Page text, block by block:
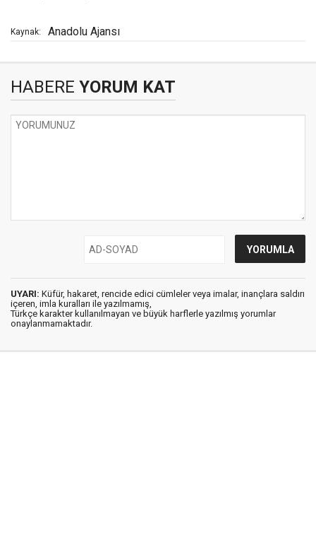
Kaynak: Anadolu Ajansı
HABERE YORUM KAT
UYARI: Küfür, hakaret, rencide edici cümleler veya imalar, inançlara saldırı
içeren, imla kuralları ile yazılmamış,
Türkçe karakter kullanılmayan ve büyük harflerle yazılmış yorumlar
onaylanmamaktadır.